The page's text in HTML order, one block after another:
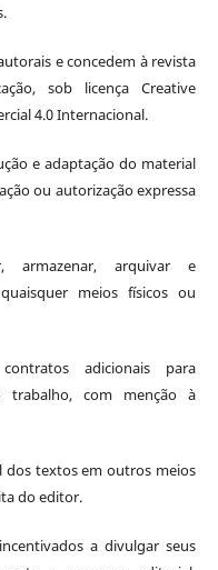
e concedem à revista
sob licença Creative
4.0 Internacional.
e adaptação do material
ou autorização expressa
armazenar, arquivar e
meios físicos ou
adicionais para
trabalho, com menção à
dos textos em outros meios
do editor.
a divulgar seus